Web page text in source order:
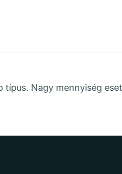
típus. Nagy mennyiség